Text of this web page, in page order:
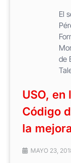
El
de
USO,
Código
la
MAYO 23,